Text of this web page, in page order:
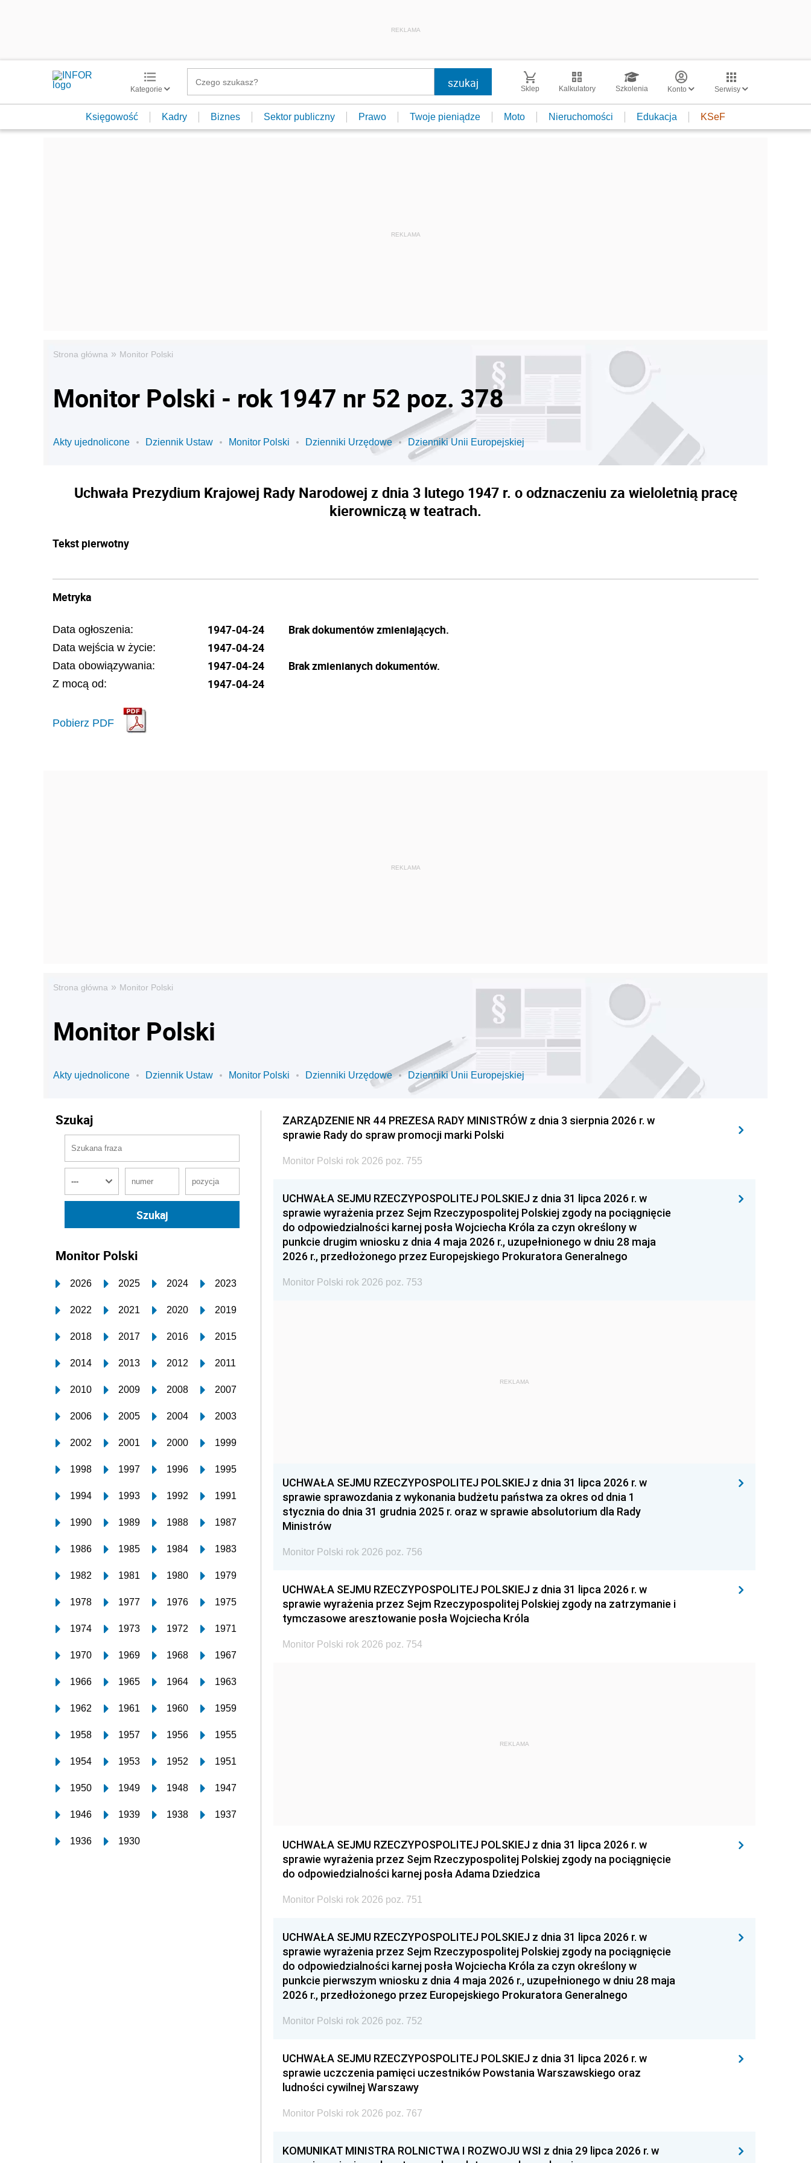
REKLAMA
Kategorie Sklep Kalkulatory Szkolenia Konto Serwisy
Księgowość Kadry Biznes Sektor publiczny Prawo Twoje pieniądze Moto Nieruchomości Edukacja KSeF
Strona główna » Monitor Polski
Monitor Polski - rok 1947 nr 52 poz. 378
Akty ujednolicone Dziennik Ustaw Monitor Polski Dzienniki Urzędowe Dzienniki Unii Europejskiej
Uchwała Prezydium Krajowej Rady Narodowej z dnia 3 lutego 1947 r. o odznaczeniu za wieloletnią pracę
kierowniczą w teatrach.
Tekst pierwotny
Metryka
Data ogłoszenia: 1947-04-24
Data wejścia w życie: 1947-04-24
Data obowiązywania: 1947-04-24
Z mocą od: 1947-04-24
Pobierz PDF
Brak dokumentów zmieniających.
Brak zmienianych dokumentów.
Strona główna » Monitor Polski
Monitor Polski
Akty ujednolicone Dziennik Ustaw Monitor Polski Dzienniki Urzędowe Dzienniki Unii Europejskiej
Szukaj
Monitor Polski
2026 2025 2024 2023
2022 2021 2020 2019
2018 2017 2016 2015
2014 2013 2012 2011
2010 2009 2008 2007
2006 2005 2004 2003
2002 2001 2000 1999
1998 1997 1996 1995
1994 1993 1992 1991
1990 1989 1988 1987
1986 1985 1984 1983
1982 1981 1980 1979
1978 1977 1976 1975
1974 1973 1972 1971
1970 1969 1968 1967
1966 1965 1964 1963
1962 1961 1960 1959
1958 1957 1956 1955
1954 1953 1952 1951
1950 1949 1948 1947
1946 1939 1938 1937
1936 1930
ZARZĄDZENIE NR 44 PREZESA RADY MINISTRÓW z dnia 3 sierpnia 2026 r. w
sprawie Rady do spraw promocji marki Polski
Monitor Polski rok 2026 poz. 755
UCHWAŁA SEJMU RZECZYPOSPOLITEJ POLSKIEJ z dnia 31 lipca 2026 r. w
sprawie wyrażenia przez Sejm Rzeczypospolitej Polskiej zgody na pociągnięcie
do odpowiedzialności karnej posła Wojciecha Króla za czyn określony w
punkcie drugim wniosku z dnia 4 maja 2026 r., uzupełnionego w dniu 28 maja
2026 r., przedłożonego przez Europejskiego Prokuratora Generalnego
Monitor Polski rok 2026 poz. 753
REKLAMA
UCHWAŁA SEJMU RZECZYPOSPOLITEJ POLSKIEJ z dnia 31 lipca 2026 r. w
sprawie sprawozdania z wykonania budżetu państwa za okres od dnia 1
stycznia do dnia 31 grudnia 2025 r. oraz w sprawie absolutorium dla Rady
Ministrów
Monitor Polski rok 2026 poz. 756
UCHWAŁA SEJMU RZECZYPOSPOLITEJ POLSKIEJ z dnia 31 lipca 2026 r. w
sprawie wyrażenia przez Sejm Rzeczypospolitej Polskiej zgody na zatrzymanie i
tymczasowe aresztowanie posła Wojciecha Króla
Monitor Polski rok 2026 poz. 754
REKLAMA
UCHWAŁA SEJMU RZECZYPOSPOLITEJ POLSKIEJ z dnia 31 lipca 2026 r. w
sprawie wyrażenia przez Sejm Rzeczypospolitej Polskiej zgody na pociągnięcie
do odpowiedzialności karnej posła Adama Dziedzica
Monitor Polski rok 2026 poz. 751
UCHWAŁA SEJMU RZECZYPOSPOLITEJ POLSKIEJ z dnia 31 lipca 2026 r. w
sprawie wyrażenia przez Sejm Rzeczypospolitej Polskiej zgody na pociągnięcie
do odpowiedzialności karnej posła Wojciecha Króla za czyn określony w
punkcie pierwszym wniosku z dnia 4 maja 2026 r., uzupełnionego w dniu 28 maja
2026 r., przedłożonego przez Europejskiego Prokuratora Generalnego
Monitor Polski rok 2026 poz. 752
UCHWAŁA SEJMU RZECZYPOSPOLITEJ POLSKIEJ z dnia 31 lipca 2026 r. w
sprawie uczczenia pamięci uczestników Powstania Warszawskiego oraz
ludności cywilnej Warszawy
Monitor Polski rok 2026 poz. 767
KOMUNIKAT MINISTRA ROLNICTWA I ROZWOJU WSI z dnia 29 lipca 2026 r. w